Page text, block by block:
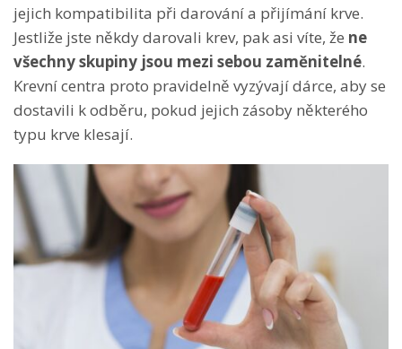
jejich kompatibilita při darování a přijímání krve.
Jestliže jste někdy darovali krev, pak asi víte, že ne
všechny skupiny jsou mezi sebou zaměnitelné.
Krevní centra proto pravidelně vyzývají dárce, aby se
dostavili k odběru, pokud jejich zásoby některého
typu krve klesají.